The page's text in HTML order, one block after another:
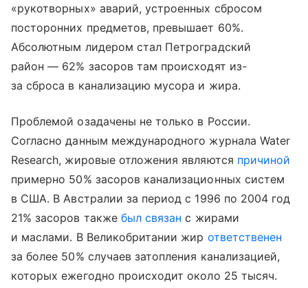
«рукотворных» аварий, устроенных сбросом
посторонних предметов, превышает 60%.
Абсолютным лидером стал Петроградский
район — 62% засоров там происходят из-
за сброса в канализацию мусора и жира.
Проблемой озадачены не только в России.
Согласно данным международного журнала Water
Research, жировые отложения являются причиной
примерно 50% засоров канализационных систем
в США. В Австралии за период с 1996 по 2004 год
21% засоров также был связан с жирами
и маслами. В Великобритании жир ответственен
за более 50% случаев затопления канализацией,
которых ежегодно происходит около 25 тысяч.